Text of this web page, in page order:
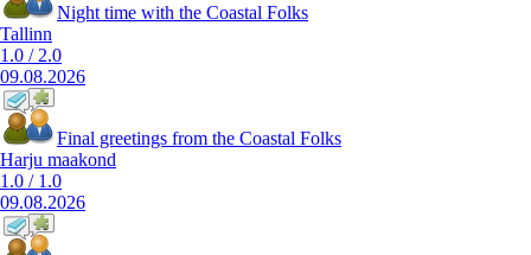
Night time with the Coastal Folks
Tallinn
1.0 / 2.0
09.08.2026
Final greetings from the Coastal Folks
Harju maakond
1.0 / 1.0
09.08.2026